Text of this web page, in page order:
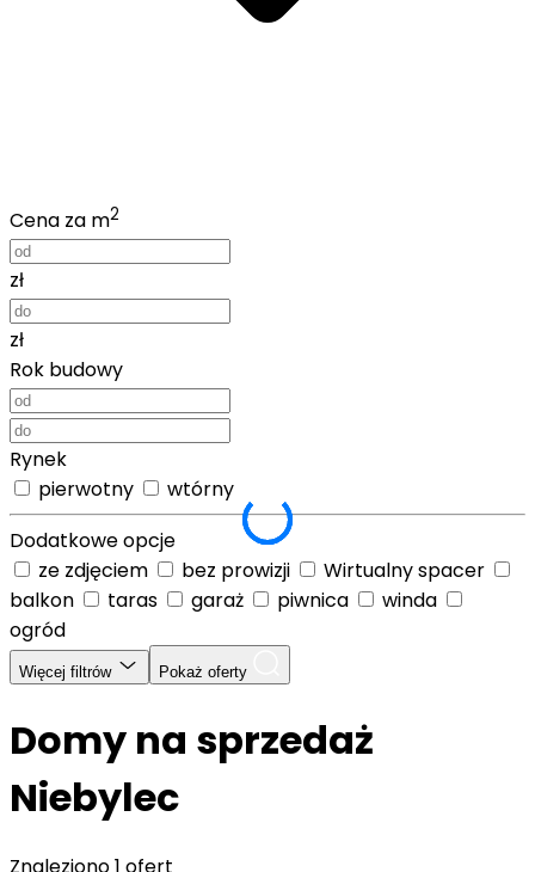
Cena za m2
zł
zł
Rok budowy
Rynek
pierwotny
wtórny
Dodatkowe opcje
ze zdjęciem
bez prowizji
Wirtualny spacer
balkon
taras garaż piwnica
winda
ogród
Więcej filtrów Pokaż oferty
Domy na sprzedaż
Niebylec